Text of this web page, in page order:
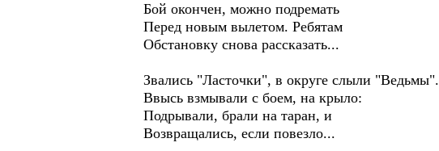
Бой окончен, можно подремать
Перед новым вылетом. Ребятам
Обстановку снова рассказать...
Звались "Ласточки", в округе слыли "Ведьмы".
Ввысь взмывали с боем, на крыло:
Подрывали, брали на таран, и
Возвращались, если повезло...